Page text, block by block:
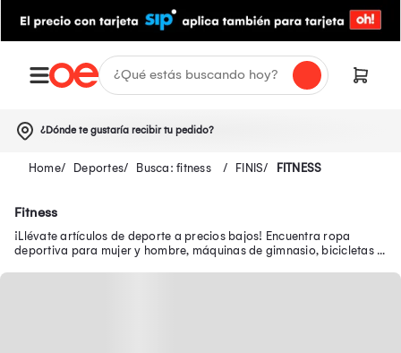
¿Dónde te gustaría recibir tu pedido?
Deportes Busca: fitness FINIS FITNESS
Fitness
¡Llévate artículos de deporte a precios bajos! Encuentra ropa
deportiva para mujer y hombre, máquinas de gimnasio, bicicletas y